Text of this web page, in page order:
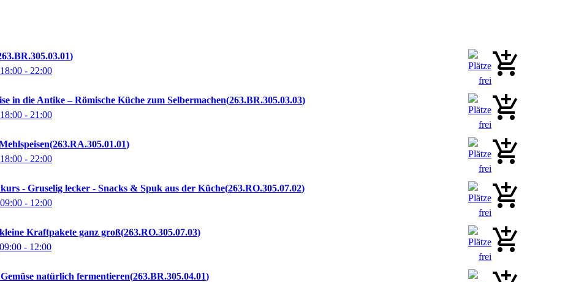
18:00 - 22:00
in die Antike – Römische Küche zum Selbermachen 263.BR.305.03.03
18:00 - 21:00
263.RA.305.01.01
18:00 - 22:00
- Gruselig lecker - Snacks & Spuk aus der Küche 263.RO.305.07.02
09:00 - 12:00
Kraftpakete ganz groß 263.RO.305.07.03
09:00 - 12:00
natürlich fermentieren 263.BR.305.04.01